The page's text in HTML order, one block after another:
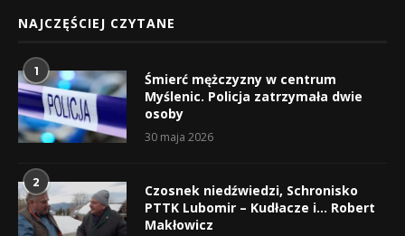
NAJCZĘŚCIEJ CZYTANE
1
Śmierć mężczyzny w centrum
Myślenic. Policja zatrzymała dwie
osoby
30 maja 2026
2
Czosnek niedźwiedzi, Schronisko
PTTK Lubomir – Kudłacze i… Robert
Makłowicz